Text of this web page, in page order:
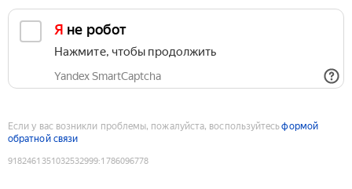
Я не робот
Нажмите, чтобы продолжить
Yandex SmartCaptcha
Если у вас возникли проблемы, пожалуйста, воспользуйтесьформой
обратной связи
9182461351032532999:1786096778